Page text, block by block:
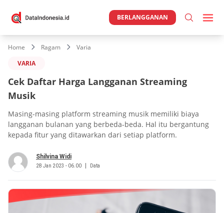
BERLANGGANAN
Home Ragam
Varia
VARIA
Cek Daftar Harga Langganan Streaming
Musik
Masing-masing platform streaming musik memiliki biaya
langganan bulanan yang berbeda-beda. Hal itu bergantung
kepada fitur yang ditawarkan dari setiap platform.
Shilvina Widi
28 Jan 2023 - 06.00 Data